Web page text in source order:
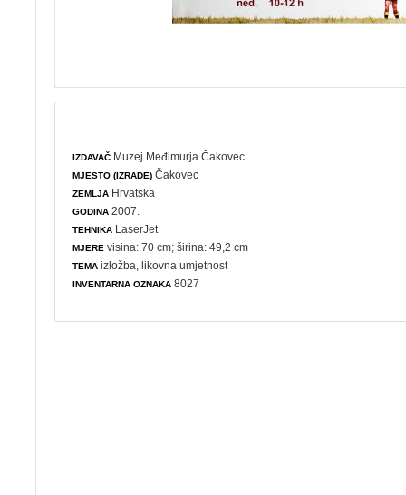
IZDAVAČ Muzej Međimurja Čakovec
MJESTO (IZRADE) Čakovec
ZEMLJA Hrvatska
GODINA 2007.
TEHNIKA LaserJet
MJERE visina: 70 cm; širina: 49,2 cm
TEMA izložba ,likovna umjetnost
INVENTARNA OZNAKA 8027